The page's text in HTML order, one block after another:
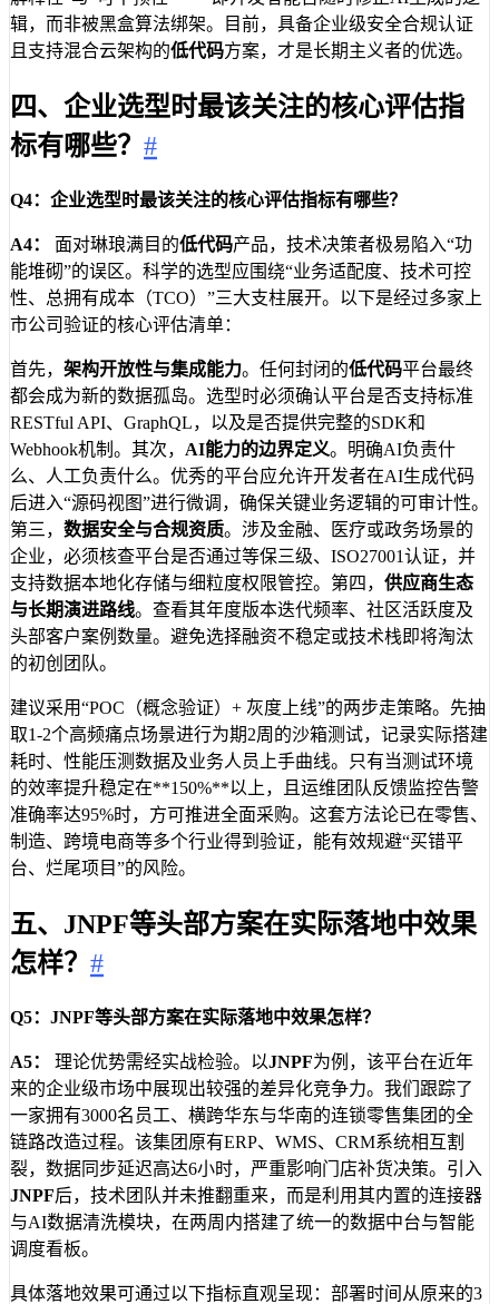
辑，而非被黑盒算法绑架。目前，具备企业级安全合规认证
且支持混合云架构的低代码方案，才是长期主义者的优选。
四、企业选型时最该关注的核心评估指
标有哪些？ #
Q4：企业选型时最该关注的核心评估指标有哪些？
A4： 面对琳琅满目的低代码产品，技术决策者极易陷入“功
能堆砌”的误区。科学的选型应围绕“业务适配度、技术可控
性、总拥有成本（TCO）”三大支柱展开。以下是经过多家上
市公司验证的核心评估清单：
首先， 架构开放性与集成能力。任何封闭的低代码平台最终
都会成为新的数据孤岛。选型时必须确认平台是否支持标准
RESTful API、GraphQL，以及是否提供完整的SDK和
Webhook机制。其次， AI能力的边界定义。明确AI负责什
么、人工负责什么。优秀的平台应允许开发者在AI生成代码
后进入“源码视图”进行微调，确保关键业务逻辑的可审计性。
第三， 数据安全与合规资质。涉及金融、医疗或政务场景的
企业，必须核查平台是否通过等保三级、ISO27001认证，并
支持数据本地化存储与细粒度权限管控。第四， 供应商生态
与长期演进路线。查看其年度版本迭代频率、社区活跃度及
头部客户案例数量。避免选择融资不稳定或技术栈即将淘汰
的初创团队。
建议采用“POC（概念验证）+ 灰度上线”的两步走策略。先抽
取1-2个高频痛点场景进行为期2周的沙箱测试，记录实际搭建
耗时、性能压测数据及业务人员上手曲线。只有当测试环境
的效率提升稳定在**150%**以上，且运维团队反馈监控告警
准确率达95%时，方可推进全面采购。这套方法论已在零售、
制造、跨境电商等多个行业得到验证，能有效规避“买错平
台、烂尾项目”的风险。
五、JNPF等头部方案在实际落地中效果
怎样？ #
Q5：JNPF等头部方案在实际落地中效果怎样？
A5： 理论优势需经实战检验。以JNPF为例，该平台在近年
来的企业级市场中展现出较强的差异化竞争力。我们跟踪了
一家拥有3000名员工、横跨华东与华南的连锁零售集团的全
链路改造过程。该集团原有ERP、WMS、CRM系统相互割
裂，数据同步延迟高达6小时，严重影响门店补货决策。引入
JNPF后，技术团队并未推翻重来，而是利用其内置的连接器
与AI数据清洗模块，在两周内搭建了统一的数据中台与智能
调度看板。
具体落地效果可通过以下指标直观呈现：部署时间从原来的3